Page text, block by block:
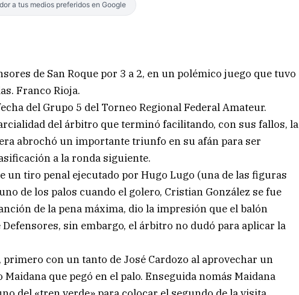
a tus medios preferidos en Google
de San Roque por 3 a 2, en un polémico juego que tuvo
Franco Rioja.
del Grupo 5 del Torneo Regional Federal Amateur.
del árbitro que terminó facilitando, con sus fallos, la
abrochó un importante triunfo en su afán para ser
a la ronda siguiente.
un tiro penal ejecutado por Hugo Lugo (una de las figuras
de los palos cuando el golero, Cristian González se fue
de la pena máxima, dio la impresión que el balón
sin embargo, el árbitro no dudó para aplicar la
con un tanto de José Cardozo al aprovechar un
que pegó en el palo. Enseguida nomás Maidana